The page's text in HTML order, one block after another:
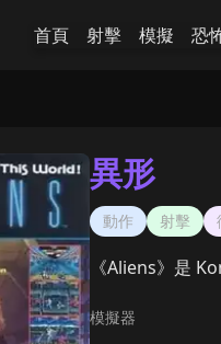
首頁 射擊 模擬 恐
異形
動作 射擊
《Aliens》是
模擬器